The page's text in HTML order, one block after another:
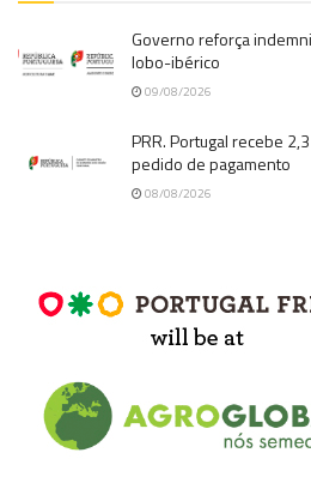
Governo reforça
lobo-ibérico
09/08/2026
PRR. Portugal recebe
pedido de pagamento
08/08/2026